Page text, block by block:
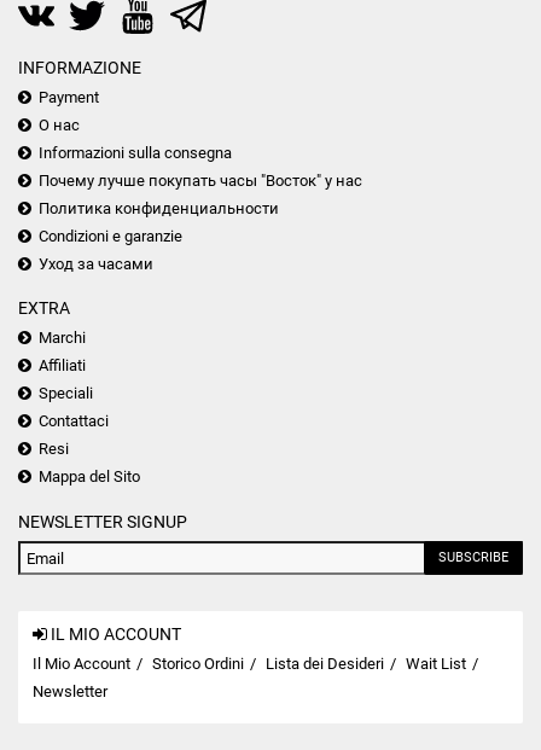
INFORMAZIONE
Payment
О нас
Informazioni sulla consegna
Почему лучше покупать часы "Восток" у нас
Политика конфиденциальности
Condizioni e garanzie
Уход за часами
EXTRA
Marchi
Affiliati
Speciali
Contattaci
Resi
Mappa del Sito
NEWSLETTER SIGNUP
SUBSCRIBE
IL MIO ACCOUNT
Il Mio Account Storico Ordini Lista dei Desideri
Wait List
Newsletter